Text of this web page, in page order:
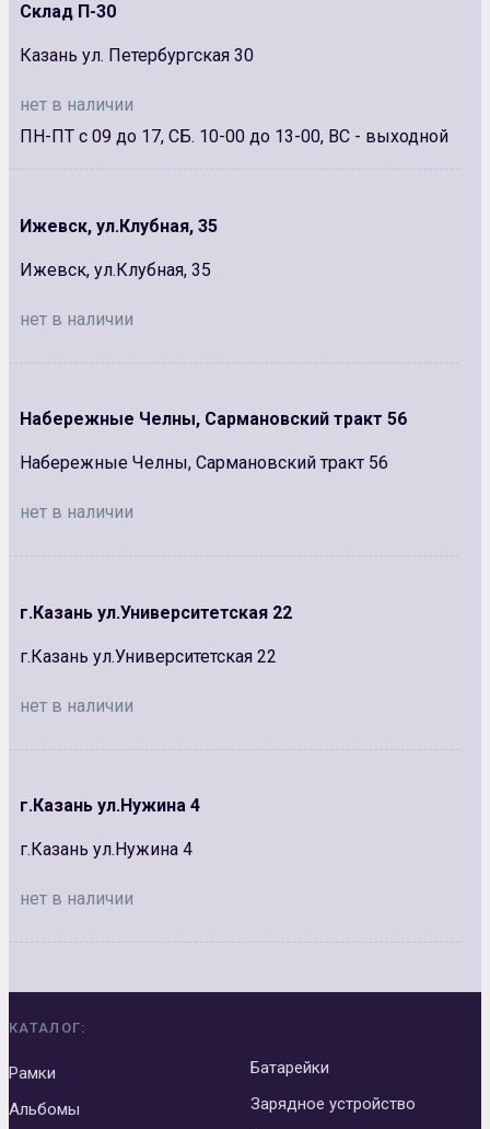
Склад П-30
Казань ул. Петербургская 30
нет в наличии
ПН-ПТ с 09 до 17, СБ. 10-00 до 13-00, ВС - выходной
Ижевск, ул.Клубная, 35
Ижевск, ул.Клубная, 35
нет в наличии
Набережные Челны, Сармановский тракт 56
Набережные Челны, Сармановский тракт 56
нет в наличии
г.Казань ул.Университетская 22
г.Казань ул.Университетская 22
нет в наличии
г.Казань ул.Нужина 4
г.Казань ул.Нужина 4
нет в наличии
КАТАЛОГ:
Рамки
Альбомы
Батарейки
Зарядное устройство